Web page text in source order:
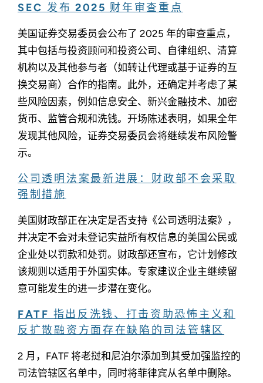
SEC 发布 2025 财年审查重点
美国证券交易委员会公布了 2025 年的审查重点，
其中包括与投资顾问和投资公司、自律组织、清算
机构以及其他参与者（如转让代理或基于证券的互
换交易商）合作的指南。此外，还确定并考虑了某
些风险因素，例如信息安全、新兴金融技术、加密
货币、监管合规和洗钱。开场陈述表明，如果全年
发现其他风险，证券交易委员会将继续发布风险警
示。
公司透明法案最新进展：财政部不会采取
强制措施
美国财政部正在决定是否支持《公司透明法案》，
并决定不会对未登记实益所有权信息的美国公民或
企业处以罚款和处罚。财政部还宣布，它计划修改
该规则以适用于外国实体。专家建议企业主继续留
意可能发生的进一步潜在变化。
FATF 指出反洗钱、打击资助恐怖主义和
反扩散融资方面存在缺陷的司法管辖区
2 月，FATF 将老挝和尼泊尔添加到其受加强监控的
司法管辖区名单中，同时将菲律宾从名单中删除。